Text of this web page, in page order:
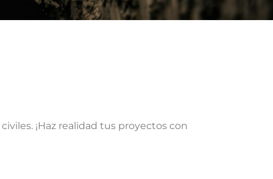
¡Haz realidad tus proyectos con